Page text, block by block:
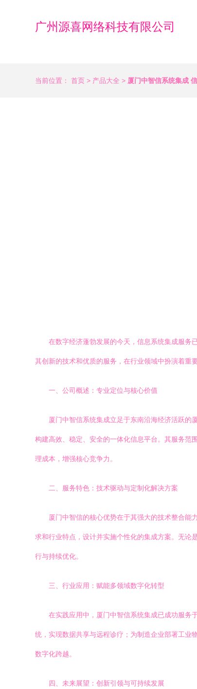
广州源喜网络科技有限公司
当前位置： 首页 > 产品大全 > 厦门中智信系统集成
在数字经济蓬勃发展的今天，信息系统集成服务
其创新的技术和优质的服务，在行业领域中扮演着重要
一、公司概述：专业定位与核心价值
厦门中智信系统集成立足于东南沿海经济活跃的
构建高效、稳定、安全的一体化信息平台。其服务范
理成本，增强核心竞争力。
二、服务特色：技术驱动与定制化解决方案
厦门中智信的核心优势在于其强大的技术整合
求和行业特点，设计并实施个性化的集成方案。无论
行与持续优化。
三、行业应用：赋能多领域数字化转型
在实践应用中，厦门中智信系统集成已成功服务
统，实现数据共享与远程诊疗；为制造企业部署工业
数字化跨越。
四、未来展望：创新引领与可持续发展